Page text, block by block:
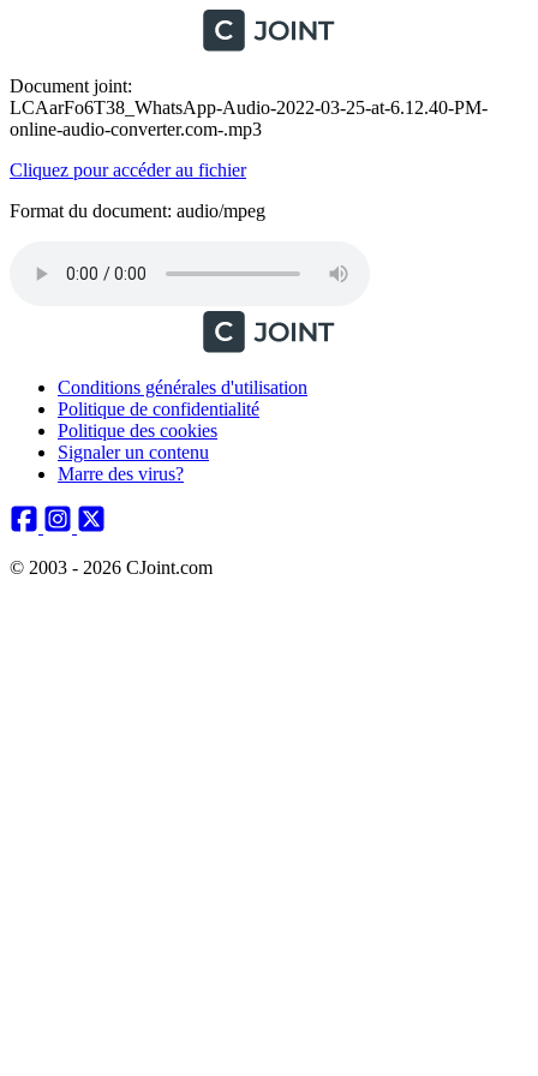
Document joint:
LCAarFo6T38_WhatsApp-Audio-2022-03-25-at-6.12.40-PM-
online-audio-converter.com-.mp3
Cliquez pour accéder au fichier
Format du document: audio/mpeg
Conditions générales d'utilisation
Politique de confidentialité
Politique des cookies
Signaler un contenu
Marre des virus?
© 2003 - 2026 CJoint.com